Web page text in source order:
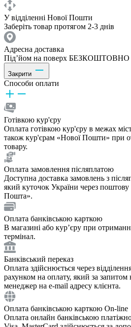
У відділенні Нової Пошти
Заберіть товар протягом 2-3 днів
Адресна доставка
Під’йом на поверх БЕЗКОШТОВНО
Закрити
Способи оплати
Готівкою кур'єру
Оплата готівкою кур'єру в межах
також кур'єрам «Нової Пошти» при
товару.
Оплата замовлення післяплатою
Доступна доставка замовлень з
який куточок України через
Пошта».
Оплата банківською карткою
В магазині або курʼєру при
термінал.
Банківський переказ
Оплата здійснюється через
рахунком на оплату, який за
менеджер на e-mail адресу клієнта.
Оплата банківською карткою On-line
Оплата онлайн банківською